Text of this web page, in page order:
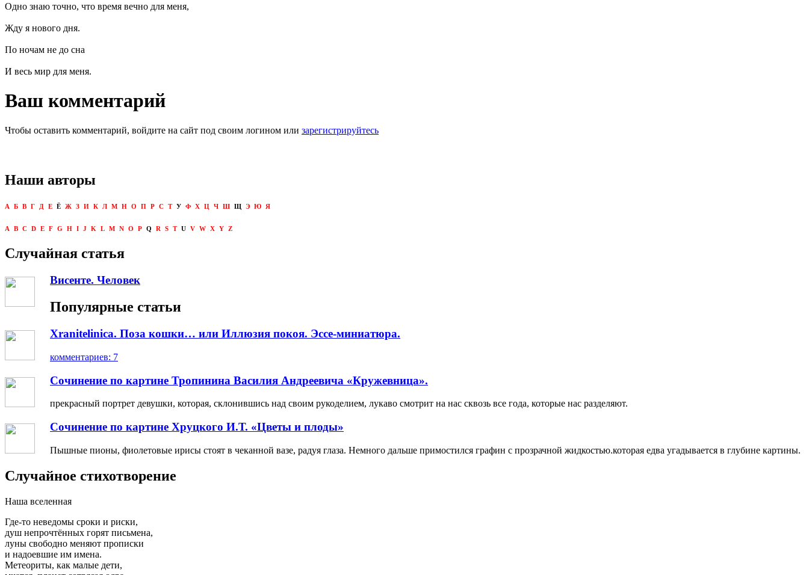
Одно знаю точно, что время вечно для меня,
Жду я нового дня.
По ночам не до сна
И весь мир для меня.
Ваш комментарий
Чтобы оставить комментарий, войдите на сайт под своим логином или зарегистрируйтесь
Наши авторы
А Б В Г Д Е Ё Ж З И К Л М Н О П Р С Т У Ф Х Ц Ч Ш Щ Э Ю Я
A B C D E F G H I J K L M N O P Q R S T U V W X Y Z
Случайная статья
Висенте. Человек
Популярные статьи
Xranitelinica. Поза кошки… или Иллюзия покоя. Эссе-миниатюра.
комментариев: 7
Сочинение по картине Тропинина Василия Андреевича «Кружевница».
прекрасный портрет девушки, которая, склонившись над своим рукоделием, лукаво смотрит на нас сквозь все года, которые нас разделяют.
Сочинение по картине Хруцкого И.Т. «Цветы и плоды»
Пышные пионы, фиолетовые ирисы стоят в чеканной вазе, радуя глаза. Немного дальше примостился графин с прозрачной жидкостью.которая едва угадывается в глубине картины.
Случайное стихотворение
Наша вселенная
Где-то неведомы сроки и риски,
душ непрочтённых горят письмена,
луны свободно меняют прописки
и надоевшие им имена.
Метеориты, как малые дети,